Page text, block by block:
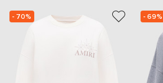
- 70% - 69%